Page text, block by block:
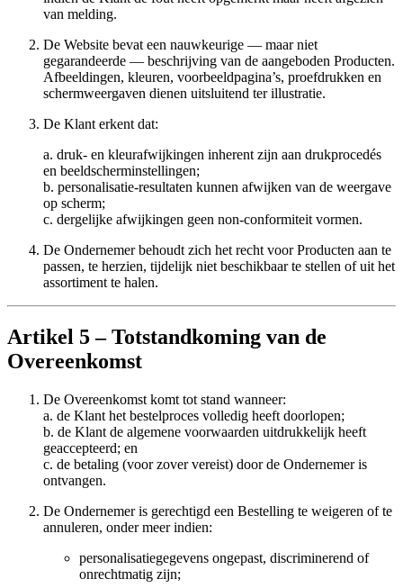
van melding.
De Website bevat een nauwkeurige — maar niet
gegarandeerde — beschrijving van de aangeboden Producten.
Afbeeldingen, kleuren, voorbeeldpagina’s, proefdrukken en
schermweergaven dienen uitsluitend ter illustratie.
De Klant erkent dat:
a. druk- en kleurafwijkingen inherent zijn aan drukprocedés
en beeldscherminstellingen;
b. personalisatie-resultaten kunnen afwijken van de weergave
op scherm;
c. dergelijke afwijkingen geen non-conformiteit vormen.
De Ondernemer behoudt zich het recht voor Producten aan te
passen, te herzien, tijdelijk niet beschikbaar te stellen of uit het
assortiment te halen.
Artikel 5 – Totstandkoming van de
Overeenkomst
De Overeenkomst komt tot stand wanneer:
a. de Klant het bestelproces volledig heeft doorlopen;
b. de Klant de algemene voorwaarden uitdrukkelijk heeft
geaccepteerd; en
c. de betaling (voor zover vereist) door de Ondernemer is
ontvangen.
De Ondernemer is gerechtigd een Bestelling te weigeren of te
annuleren, onder meer indien:
personalisatiegegevens ongepast, discriminerend of
onrechtmatig zijn;